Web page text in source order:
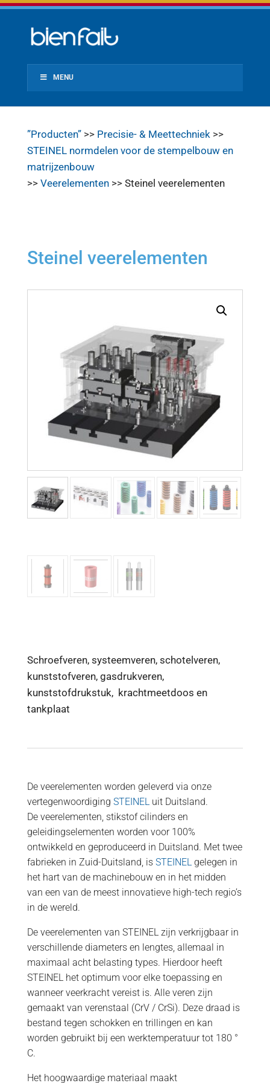
MENU
”Producten”>> Precisie- & Meettechniek>>
STEINEL normdelen voor de stempelbouw en
matrijzenbouw
>> Veerelementen>> Steinel veerelementen
Steinel veerelementen
Schroefveren, systeemveren, schotelveren,
kunststofveren, gasdrukveren,
kunststofdrukstuk, krachtmeetdoos en
tankplaat
De veerelementen worden geleverd via onze
vertegenwoordiging STEINELuit Duitsland.
De veerelementen, stikstof cilinders en
geleidingselementen worden voor 100%
ontwikkeld en geproduceerd in Duitsland. Met twee
fabrieken in Zuid-Duitsland, is STEINELgelegen in
het hart van de machinebouw en in het midden
van een van de meest innovatieve high-tech regio’s
in de wereld.
De veerelementen van STEINEL zijn verkrijgbaar in
verschillende diameters en lengtes, allemaal in
maximaal acht belasting types. Hierdoor heeft
STEINEL het optimum voor elke toepassing en
wanneer veerkracht vereist is. Alle veren zijn
gemaakt van verenstaal (CrV / CrSi). Deze draad is
bestand tegen schokken en trillingen en kan
worden gebruikt bij een werktemperatuur tot 180 °
C.
Het hoogwaardige materiaal maakt